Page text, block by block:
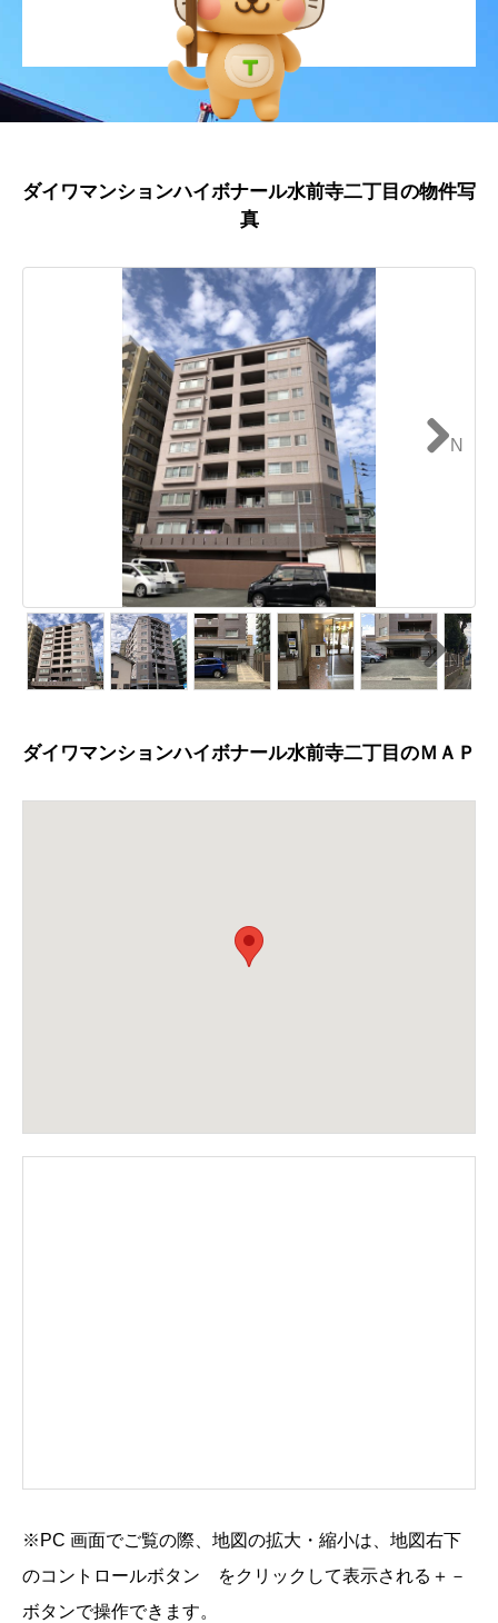
ダイワマンションハイボナール水前寺二丁目の物件写
真
N
N
ext
ダイワマンションハイボナール水前寺二丁目のＭＡＰ
※PC 画面でご覧の際、地図の拡大・縮小は、地図右下
のコントロールボタン
をクリックして表示される ＋ －
ボタンで操作できます。